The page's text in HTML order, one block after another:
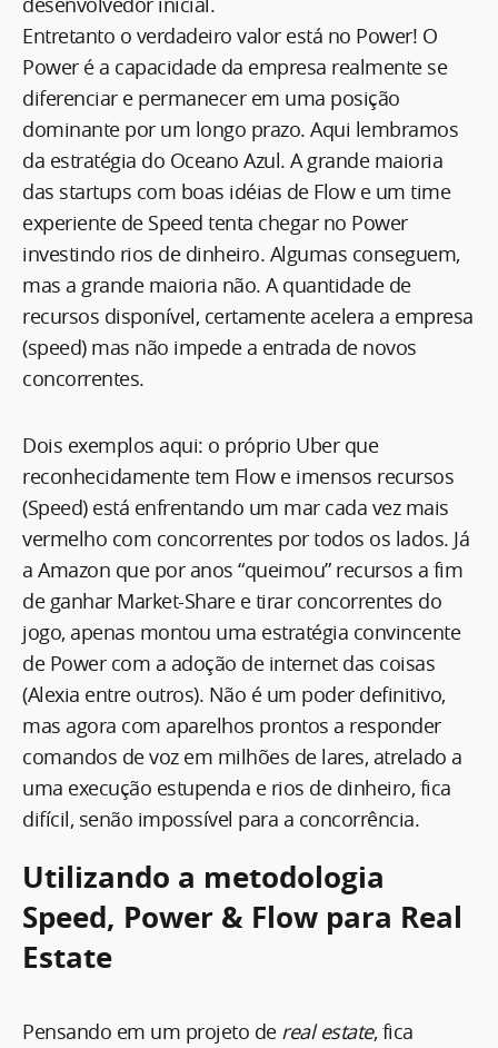
Entretanto o verdadeiro valor está no Power! O
Power é a capacidade da empresa realmente se
diferenciar e permanecer em uma posição
dominante por um longo prazo. Aqui lembramos
da estratégia do Oceano Azul. A grande maioria
das startups com boas idéias de Flow e um time
experiente de Speed tenta chegar no Power
investindo rios de dinheiro. Algumas conseguem,
mas a grande maioria não. A quantidade de
recursos disponível, certamente acelera a empresa
(speed) mas não impede a entrada de novos
concorrentes.
Dois exemplos aqui: o próprio Uber que
reconhecidamente tem Flow e imensos recursos
(Speed) está enfrentando um mar cada vez mais
vermelho com concorrentes por todos os lados. Já
a Amazon que por anos “queimou” recursos a fim
de ganhar Market-Share e tirar concorrentes do
jogo, apenas montou uma estratégia convincente
de Power com a adoção de internet das coisas
(Alexia entre outros). Não é um poder definitivo,
mas agora com aparelhos prontos a responder
comandos de voz em milhões de lares, atrelado a
uma execução estupenda e rios de dinheiro, fica
difícil, senão impossível para a concorrência.
Utilizando a metodologia
Speed, Power & Flow para Real
Estate
Pensando em um projeto de real estate, fica